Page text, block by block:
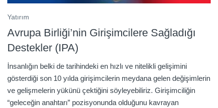
Yatırım
Avrupa Birliği’nin Girişimcilere Sağladığı
Destekler (IPA)
İnsanlığın belki de tarihindeki en hızlı ve nitelikli gelişimini
gösterdiği son 10 yılda girişimcilerin meydana gelen değişimlerin
ve gelişmelerin yükünü çektiğini söyleyebiliriz. Girişimciliğin
“geleceğin anahtarı” pozisyonunda olduğunu kavrayan